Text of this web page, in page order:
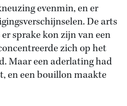
evenmin, en er
De arts
sprake kon zijn van een
zich op het
Maar een aderlating had
en een bouillon maakte